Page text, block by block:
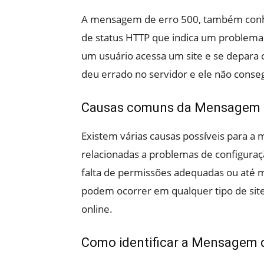
A mensagem de erro 500, também
de status HTTP que indica um
um usuário acessa um site e se
deu errado no servidor e ele não
Causas comuns da Mensagem
Existem várias causas possíveis para
relacionadas a problemas de
falta de permissões adequadas ou até
podem ocorrer em qualquer tipo de
online.
Como identificar a Mensagem